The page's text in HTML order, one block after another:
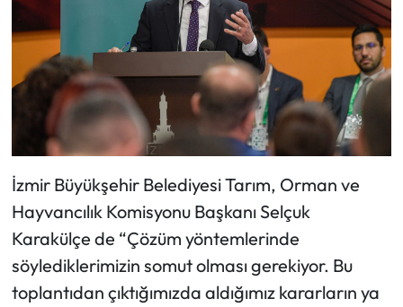
İzmir Büyükşehir Belediyesi Tarım, Orman ve
Hayvancılık Komisyonu Başkanı Selçuk
Karakülçe de “Çözüm yöntemlerinde
söylediklerimizin somut olması gerekiyor. Bu
toplantıdan çıktığımızda aldığımız kararların ya